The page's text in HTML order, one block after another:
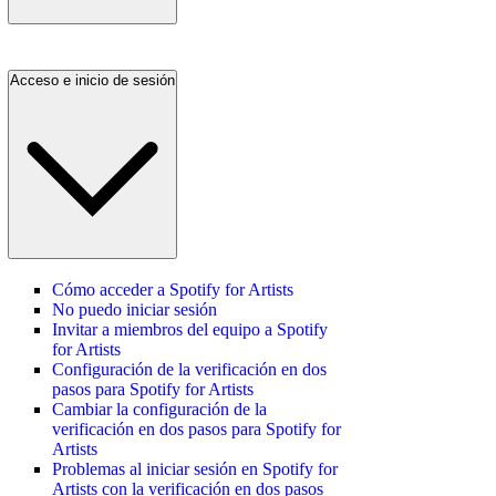
Acceso e inicio de sesión
Cómo acceder a Spotify for Artists
No puedo iniciar sesión
Invitar a miembros del equipo a Spotify
for Artists
Configuración de la verificación en dos
pasos para Spotify for Artists
Cambiar la configuración de la
verificación en dos pasos para Spotify for
Artists
Problemas al iniciar sesión en Spotify for
Artists con la verificación en dos pasos